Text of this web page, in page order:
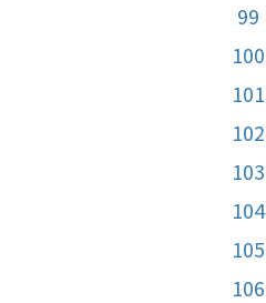
99
100
101
102
103
104
105
106